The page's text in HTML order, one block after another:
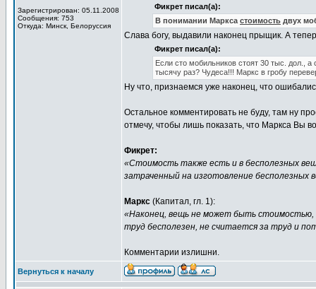
Зарегистрирован: 05.11.2008
Сообщения: 753
Откуда: Минск, Белоруссия
Фикрет писал(а):
В понимании Маркса стоимость двух
Слава богу, выдавили наконец прыщик. А
Фикрет писал(а):
Если сто мобильников стоят 30 тыс. дол.,
тысячу раз? Чудеса!!! Маркс в гробу
Ну что, признаемся уже наконец, что
Остальное комментировать не буду, там ну
отмечу, чтобы лишь показать, что Маркса Вы
Фикрет:
«Стоимость также есть и в бесполезных
затраченный на изготовление
Маркс (Капитал, гл. 1):
«Наконец, вещь не может быть стоимостью,
труд бесполезен, не считается за труд и
Комментарии излишни.
Вернуться к началу